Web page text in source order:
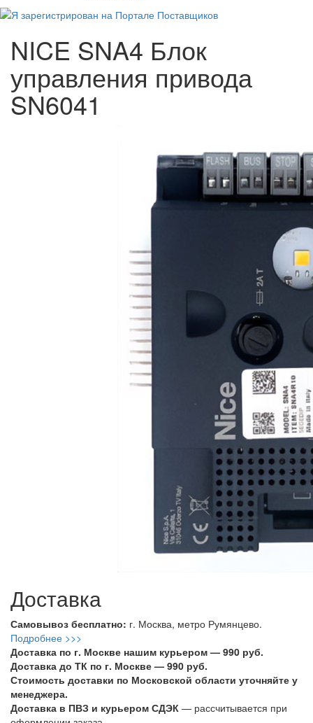
NICE SNA4 Блок
управления привода
SN6041
Доставка
Самовывоз бесплатно: г. Москва, метро Румянцево.
Подробнее >>>
Доставка по г. Москве нашим курьером — 990 руб.
Доставка до ТК по г. Москве — 990 руб.
Стоимость доставки по Московской области уточняйте у
менеджера.
Доставка в ПВЗ и курьером СДЭК — рассчитывается при